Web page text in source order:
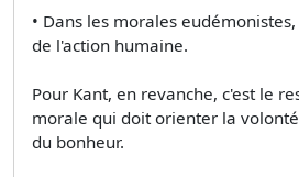
• Dans les morales
de l'action humaine.
Pour Kant, en revanche, c'est le
morale qui doit orienter la
du bonheur.